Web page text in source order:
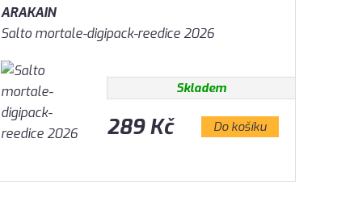
ARAKAIN
Salto mortale-digipack-reedice 2026
Skladem
289 Kč Do košíku